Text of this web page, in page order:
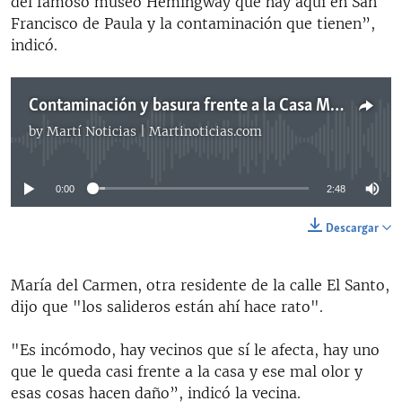
Francisco de Paula y la contaminación que tienen”,
indicó.
Contaminación y basura frente a la Casa Museo Hemingway en Cuba
by Martí Noticias | Martinoticias.com
No media source currently available
0:00 2:48
Descargar
María del Carmen, otra residente de la calle El Santo,
dijo que "los salideros están ahí hace rato".
"Es incómodo, hay vecinos que sí le afecta, hay uno
que le queda casi frente a la casa y ese mal olor y
esas cosas hacen daño”, indicó la vecina.